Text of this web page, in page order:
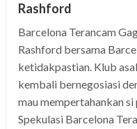
Rashford
Barcelona Terancam
Rashford bersama
ketidakpastian. Klub
kembali bernegosiasi
mau mempertahankan
Spekulasi Barcelona